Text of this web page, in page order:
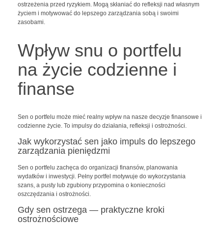
ostrzeżenia przed ryzykiem. Mogą skłaniać do refleksji nad własnym
życiem i motywować do lepszego zarządzania sobą i swoimi
zasobami.
Wpływ snu o portfelu
na życie codzienne i
finanse
Sen o portfelu może mieć realny wpływ na nasze decyzje finansowe i
codzienne życie. To impulsy do działania, refleksji i ostrożności.
Jak wykorzystać sen jako impuls do lepszego
zarządzania pieniędzmi
Sen o portfelu zachęca do organizacji finansów, planowania
wydatków i inwestycji. Pełny portfel motywuje do wykorzystania
szans, a pusty lub zgubiony przypomina o konieczności
oszczędzania i ostrożności.
Gdy sen ostrzega — praktyczne kroki
ostrożnościowe